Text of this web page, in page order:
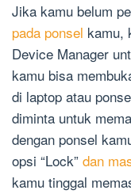
Jika kamu belum
pada ponsel kamu,
Device Manager
kamu bisa
di laptop atau
diminta untuk
dengan ponsel
opsi “Lock” dan
kamu tinggal